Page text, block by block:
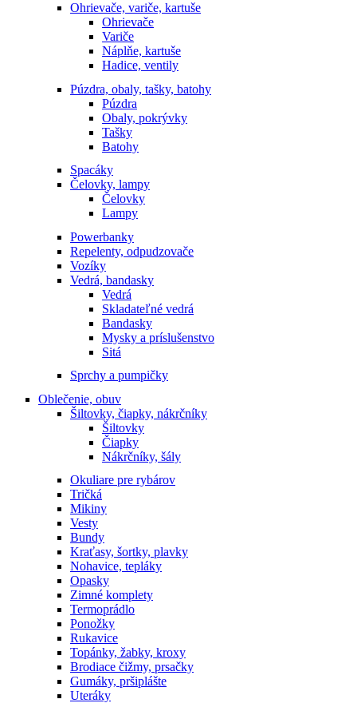
Ohrievače, variče, kartuše
Ohrievače
Variče
Náplňe, kartuše
Hadice, ventily
Púzdra, obaly, tašky, batohy
Púzdra
Obaly, pokrývky
Tašky
Batohy
Spacáky
Čelovky, lampy
Čelovky
Lampy
Powerbanky
Repelenty, odpudzovače
Vozíky
Vedrá, bandasky
Vedrá
Skladateľné vedrá
Bandasky
Mysky a príslušenstvo
Sitá
Sprchy a pumpičky
Oblečenie, obuv
Šiltovky, čiapky, nákrčníky
Šiltovky
Čiapky
Nákrčníky, šály
Okuliare pre rybárov
Tričká
Mikiny
Vesty
Bundy
Kraťasy, šortky, plavky
Nohavice, tepláky
Opasky
Zimné komplety
Termoprádlo
Ponožky
Rukavice
Topánky, žabky, kroxy
Brodiace čižmy, prsačky
Gumáky, pršiplášte
Uteráky